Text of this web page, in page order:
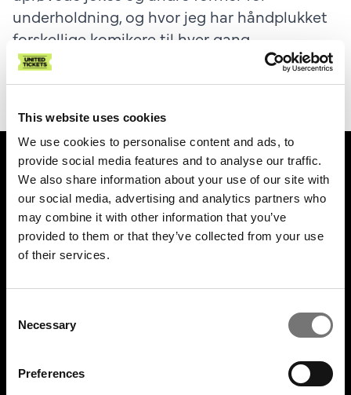
This website uses cookies
We use cookies to personalise content and ads, to
provide social media features and to analyse our traffic.
We also share information about your use of our site with
our social media, advertising and analytics partners who
may combine it with other information that you’ve
provided to them or that they’ve collected from your use
of their services.
Selection
Necessary
Preferences
underholdning, og hvor jeg har håndplukket
forskellige komikere til hver gang.
Showet vare ca. 90-120 min. inkl. pause.
UNITED TICKETS
Om United Tickets
Gebyrer
Gavekort
United Tickets Club